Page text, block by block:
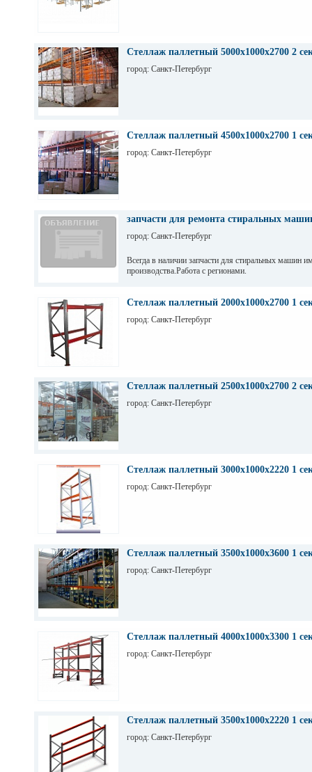
Стеллаж паллетный 5000х1000х2700 2
город: Санкт-Петербург
Стеллаж паллетный 4500х1000х2700 1
город: Санкт-Петербург
запчасти для ремонта стиральных
город: Санкт-Петербург
Всегда в наличии запчасти для стиральных машин
производства.Работа с регионами.
Стеллаж паллетный 2000х1000х2700 1
город: Санкт-Петербург
Стеллаж паллетный 2500х1000х2700 2
город: Санкт-Петербург
Стеллаж паллетный 3000х1000х2220 1
город: Санкт-Петербург
Стеллаж паллетный 3500х1000х3600 1
город: Санкт-Петербург
Стеллаж паллетный 4000х1000х3300 1
город: Санкт-Петербург
Стеллаж паллетный 3500х1000х2220 1
город: Санкт-Петербург